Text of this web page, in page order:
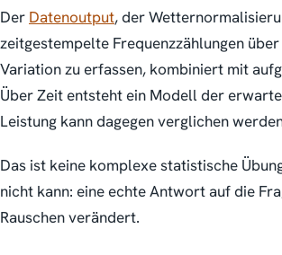
Der Datenoutput, der
zeitgestempelte Frequenzzählungen
Variation zu erfassen, kombiniert mit
Über Zeit entsteht ein Modell der
Leistung kann dagegen verglichen
Das ist keine komplexe statistische
nicht kann: eine echte Antwort auf die
Rauschen verändert.